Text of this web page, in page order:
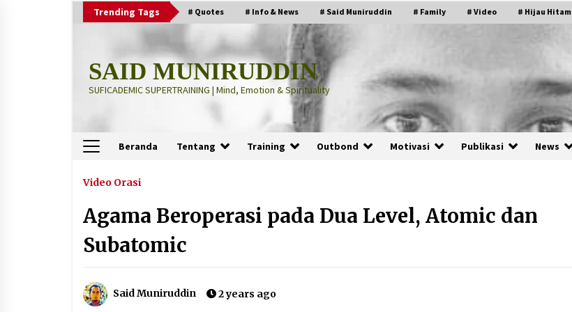
Trending Tags # Quotes # Info & News # Said Muniruddin # Family # Video # Hijau Hitam
SAID MUNIRUDDIN
SUFICADEMIC SUPERTRAINING | Mind, Emotion & Spirituality
Beranda Tentang Training Outbond Motivasi Publikasi News
Terbaru
“Thuma’ninah”: Cara Agama
Meregulasi Jiwa yang Gelisah
2 months ago
PRABOWO!
“Pohon Kehidupan”: Mati Dulu, Baru
Hidup
Video Orasi
Agama Beroperasi pada Dua Level, Atomic dan
Subatomic
Said Muniruddin 2 years ago